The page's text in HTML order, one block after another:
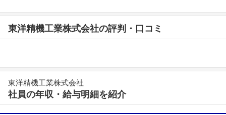
東洋精機工業株式会社の評判・口コミ
東洋精機工業株式会社
社員の年収・給与明細を紹介